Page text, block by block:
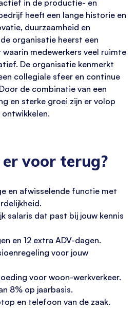
in de productie- en
heeft een lange historie en
duurzaamheid en
organisatie heerst een
medewerkers veel ruimte
De organisatie kenmerkt
collegiale sfeer en continue
de combinatie van een
en sterke groei zijn er volop
ontwikkelen.
voor terug?
en afwisselende functie met
salaris dat past bij jouw kennis
en 12 extra ADV-dagen.
voor jouw
voor woon-werkverkeer.
8% op jaarbasis.
en telefoon van de zaak.